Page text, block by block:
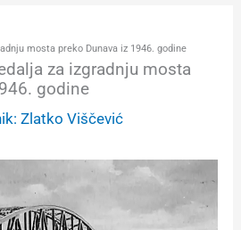
mosta preko Dunava iz 1946. godine
za izgradnju mosta
godine
Zlatko Viščević